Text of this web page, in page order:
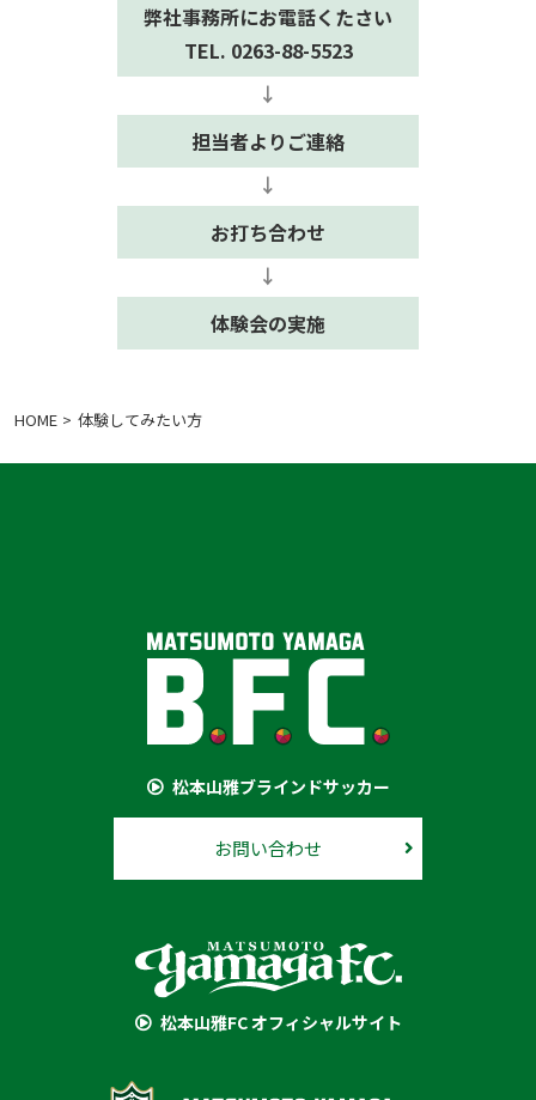
弊社事務所にお電話くたさい
TEL. 0263-88-5523
担当者よりご連絡
お打ち合わせ
体験会の実施
HOME 体験してみたい方
松本山雅ブラインドサッカー
お問い合わせ
松本山雅FC オフィシャルサイト